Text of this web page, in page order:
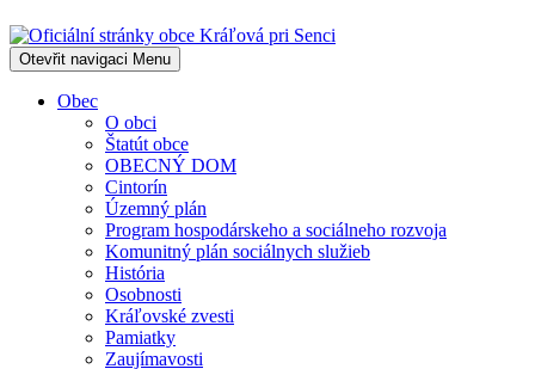
Otevřit navigaci Menu
Obec
O obci
Štatút obce
OBECNÝ DOM
Cintorín
Územný plán
Program hospodárskeho a sociálneho rozvoja
Komunitný plán sociálnych služieb
História
Osobnosti
Kráľovské zvesti
Pamiatky
Zaujímavosti